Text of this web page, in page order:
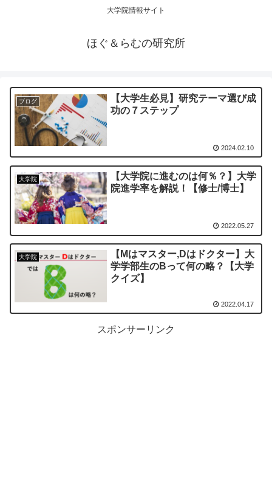
大学院情報サイト
ほぐ＆らむの研究所
ブログ
【大学生必見】研究テーマ選び成
功の７ステップ
2024.02.10
大学院
【大学院に進むのは何％？】大学
院進学率を解説！【修士/博士】
2022.05.27
大学院
【Mはマスター,Dはドクター】大
学学部生のBって何の略？【大学
クイズ】
2022.04.17
スポンサーリンク